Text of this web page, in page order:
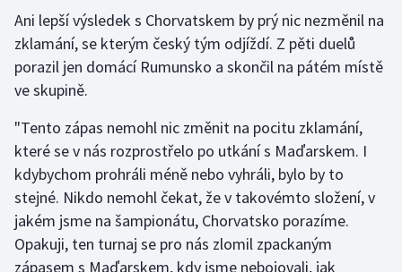
Plážový volejbal
Ragby
Rychlostní kanoistika
Short track
Sportovní střelba
Ani lepší výsledek s Chorvatskem by prý nic nezměnil na
zklamání, se kterým český tým odjíždí. Z pěti duelů
porazil jen domácí Rumunsko a skončil na pátém místě
ve skupině.
"Tento zápas nemohl nic změnit na pocitu zklamání,
které se v nás rozprostřelo po utkání s Maďarskem. I
kdybychom prohráli méně nebo vyhráli, bylo by to
stejné. Nikdo nemohl čekat, že v takovémto složení, v
jakém jsme na šampionátu, Chorvatsko porazíme.
Opakuji, ten turnaj se pro nás zlomil zpackaným
zápasem s Maďarskem, kdy jsme nebojovali, jak